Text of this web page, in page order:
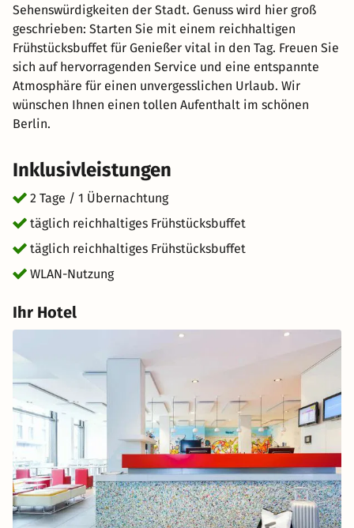
Sehenswürdigkeiten der Stadt. Genuss wird hier groß
geschrieben: Starten Sie mit einem reichhaltigen
Frühstücksbuffet für Genießer vital in den Tag. Freuen Sie
sich auf hervorragenden Service und eine entspannte
Atmosphäre für einen unvergesslichen Urlaub. Wir
wünschen Ihnen einen tollen Aufenthalt im schönen
Berlin.
Inklusivleistungen
2 Tage / 1 Übernachtung
täglich reichhaltiges Frühstücksbuffet
täglich reichhaltiges Frühstücksbuffet
WLAN-Nutzung
Ihr Hotel